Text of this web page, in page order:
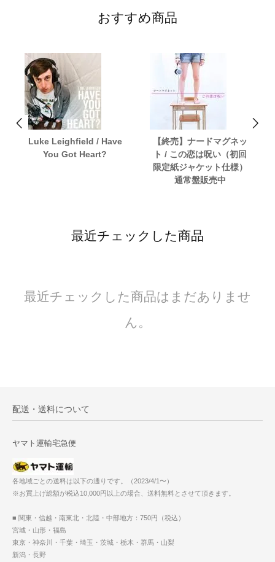
おすすめ商品
Luke Leighfield / Have
You Got Heart?
【終売】ナードマグネッ
ト / この恋は呪い（初回
限定紙ジャケット仕様）
通常盤販売中
最近チェックした商品
最近チェックした商品はまだありませ
ん。
配送・送料について
ヤマト運輸宅急便
各地域ごとの送料は以下の通りです。（2023/4/1〜）
※お買上げ総額が税込10,000円以上の場合、送料無料とさせて頂きます。
■ 関東・信越・南東北・北陸・中部地方：750円（税込）
宮城・山形・福島
東京・神奈川・千葉・埼玉・茨城・栃木・群馬・山梨
新潟・長野